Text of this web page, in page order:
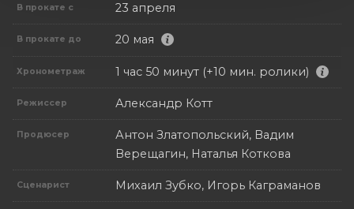
В прокате с 23 апреля
В прокате до 20 мая
Хронометраж 1 час 50 минут (+10 мин. ролики)
Режиссер Александр Котт
Продюсер
Антон Златопольский, Вадим
Верещагин, Наталья Коткова
Сценарист Михаил Зубко, Игорь Каграманов